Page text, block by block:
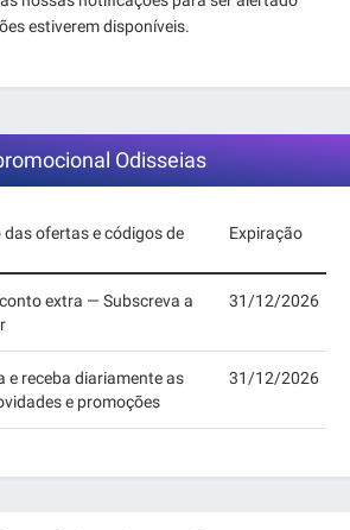
estiverem disponíveis.
Odisseias
das ofertas e códigos de
Expiração
extra — Subscreva a
31/12/2026
e receba diariamente as
e promoções
31/12/2026